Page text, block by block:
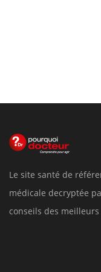
Le site santé de
médicale decryptée
conseils des